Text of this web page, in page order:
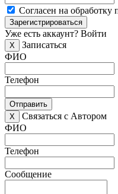
Согласен на
Зарегистрироваться
Уже есть аккаунт? Войти
X
Записаться
ФИО
Телефон
Отправить
X
Связаться с Автором
ФИО
Телефон
Сообщение